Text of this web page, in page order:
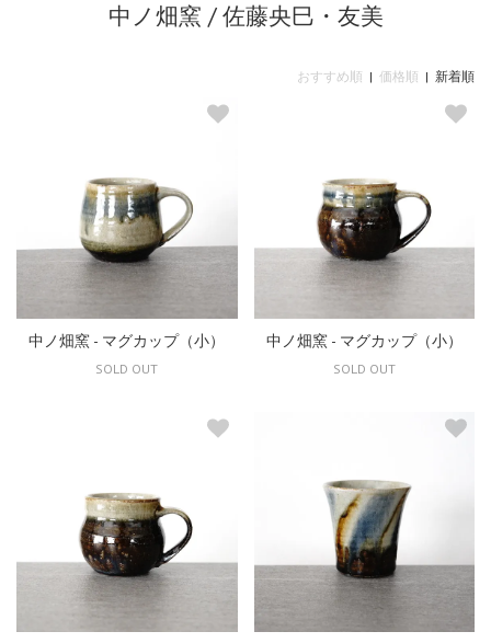
中ノ畑窯 / 佐藤央巳・友美
おすすめ順 | 価格順 | 新着順
中ノ畑窯 - マグカップ（小）
SOLD OUT
中ノ畑窯 - マグカップ（小）
SOLD OUT